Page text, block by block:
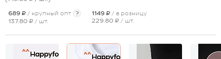
689 ₽ / крупный опт
?
137.80 ₽ / шт.
1149 ₽ / в розницу
229.80 ₽ / шт.